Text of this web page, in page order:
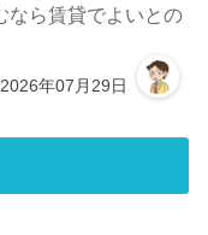
なら賃貸でよいとの
2026年07月29日